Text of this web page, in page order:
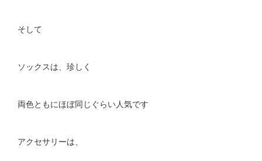
そして
ソックスは、珍しく
両色ともにほぼ同じぐらい人気です
アクセサリーは、